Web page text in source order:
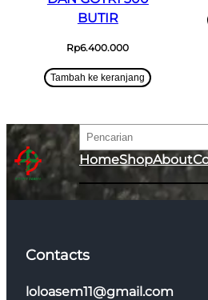
BUTIR
Rp6.400.000
Tambah ke keranjang
Pencarian
HomeShopAbout
Contacts
loloasem11@gmail.com